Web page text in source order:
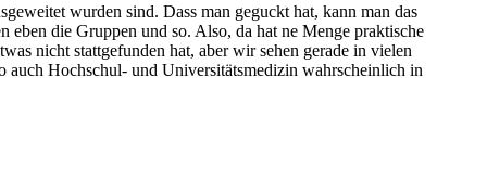
wurden sind. Dass man geguckt hat, kann man das
eben die Gruppen und so. Also, da hat ne Menge praktische
nicht stattgefunden hat, aber wir sehen gerade in vielen
Hochschul- und Universitätsmedizin wahrscheinlich in